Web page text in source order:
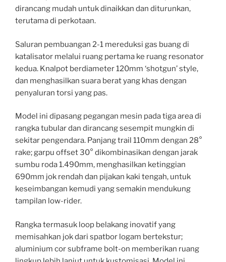
dirancang mudah untuk dinaikkan dan diturunkan,
terutama di perkotaan.
Saluran pembuangan 2-1 mereduksi gas buang di
katalisator melalui ruang pertama ke ruang resonator
kedua. Knalpot berdiameter 120mm ‘shotgun’ style,
dan menghasilkan suara berat yang khas dengan
penyaluran torsi yang pas.
Model ini dipasang pegangan mesin pada tiga area di
rangka tubular dan dirancang sesempit mungkin di
sekitar pengendara. Panjang trail 110mm dengan 28°
rake; garpu offset 30° dikombinasikan dengan jarak
sumbu roda 1.490mm, menghasilkan ketinggian
690mm jok rendah dan pijakan kaki tengah, untuk
keseimbangan kemudi yang semakin mendukung
tampilan low-rider.
Rangka termasuk loop belakang inovatif yang
memisahkan jok dari spatbor logam bertekstur;
aluminium cor subframe bolt-on memberikan ruang